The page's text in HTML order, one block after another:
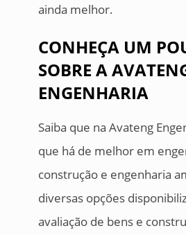
ainda melhor.
CONHEÇA UM
SOBRE A
ENGENHARIA
Saiba que na Avateng
que há de melhor em
construção e engenharia
diversas opções
avaliação de bens e